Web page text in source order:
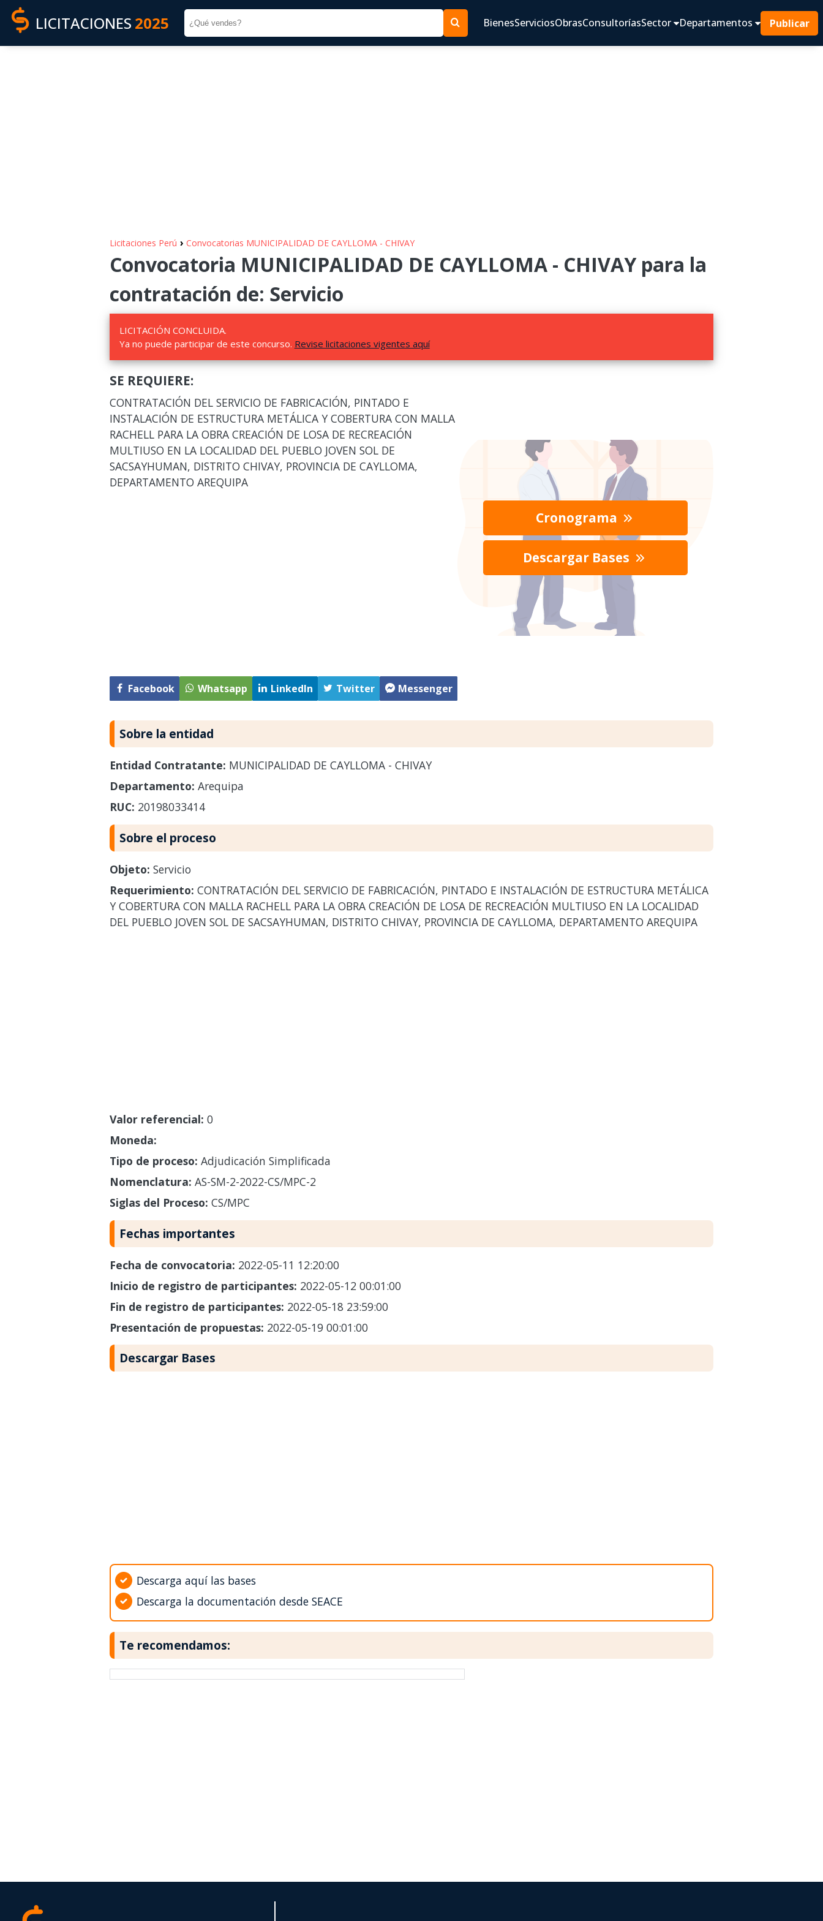
LICITACIONES 2025 BienesServiciosObrasConsultoríasSector Departamentos Publicar
Licitaciones Perú › Convocatorias MUNICIPALIDAD DE CAYLLOMA - CHIVAY
Convocatoria MUNICIPALIDAD DE CAYLLOMA - CHIVAY para la
contratación de: Servicio
LICITACIÓN CONCLUIDA.
Ya no puede participar de este concurso. Revise licitaciones vigentes aquí
SE REQUIERE:
CONTRATACIÓN DEL SERVICIO DE FABRICACIÓN, PINTADO E
INSTALACIÓN DE ESTRUCTURA METÁLICA Y COBERTURA CON MALLA
RACHELL PARA LA OBRA CREACIÓN DE LOSA DE RECREACIÓN
MULTIUSO EN LA LOCALIDAD DEL PUEBLO JOVEN SOL DE
SACSAYHUMAN, DISTRITO CHIVAY, PROVINCIA DE CAYLLOMA,
DEPARTAMENTO AREQUIPA
Facebook Whatsapp LinkedIn Twitter Messenger
Cronograma
Descargar Bases
Sobre la entidad
Entidad Contratante: MUNICIPALIDAD DE CAYLLOMA - CHIVAY
Departamento: Arequipa
RUC: 20198033414
Sobre el proceso
Objeto: Servicio
Requerimiento: CONTRATACIÓN DEL SERVICIO DE FABRICACIÓN, PINTADO E INSTALACIÓN DE ESTRUCTURA METÁLICA
Y COBERTURA CON MALLA RACHELL PARA LA OBRA CREACIÓN DE LOSA DE RECREACIÓN MULTIUSO EN LA LOCALIDAD
DEL PUEBLO JOVEN SOL DE SACSAYHUMAN, DISTRITO CHIVAY, PROVINCIA DE CAYLLOMA, DEPARTAMENTO AREQUIPA
Valor referencial: 0
Moneda:
Tipo de proceso: Adjudicación Simplificada
Nomenclatura: AS-SM-2-2022-CS/MPC-2
Siglas del Proceso: CS/MPC
Fechas importantes
Fecha de convocatoria: 2022-05-11 12:20:00
Inicio de registro de participantes: 2022-05-12 00:01:00
Fin de registro de participantes: 2022-05-18 23:59:00
Presentación de propuestas: 2022-05-19 00:01:00
Descargar Bases
Descarga aquí las bases
Descarga la documentación desde SEACE
Te recomendamos: